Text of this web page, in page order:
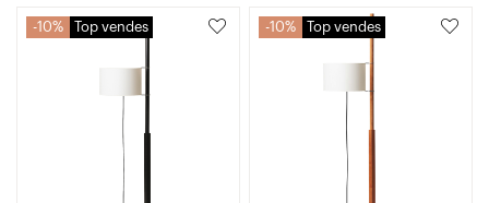
907,50€.
816,75€.
968,00€.
871,20€.
10% Top vendes 10% Top vendes